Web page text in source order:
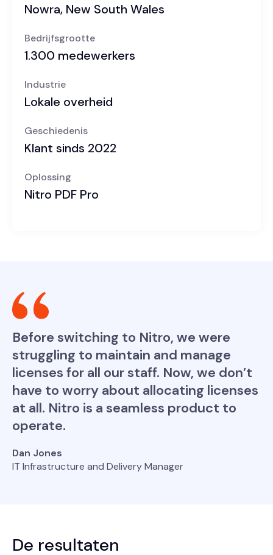
Nowra, New South Wales
Bedrijfsgrootte
1.300 medewerkers
Industrie
Lokale overheid
Geschiedenis
Klant sinds 2022
Oplossing
Nitro PDF Pro
Before switching to Nitro, we were
struggling to maintain and manage
licenses for all our staff. Now, we don’t
have to worry about allocating licenses
at all. Nitro is a seamless product to
operate.
Dan Jones
IT Infrastructure and Delivery Manager
De resultaten